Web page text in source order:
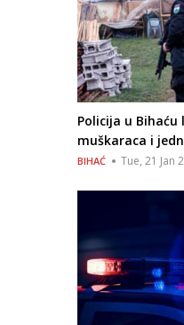
Policija u
muškaraca i
BIHAĆ Tue, 21 Jan